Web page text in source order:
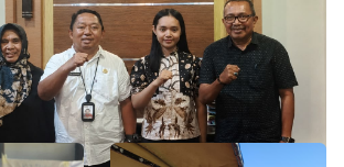
Wakili Maluku Utara di Gita Bahana